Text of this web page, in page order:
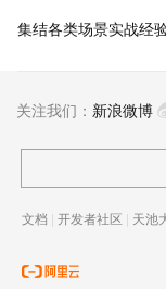
集结各类场景实战经
关注我们： 新浪微博
文档 | 开发者社区 | 天池